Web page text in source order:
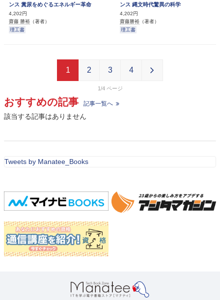
ンス 糞尿をめぐるエネルギー革命
4,202円
齋藤 勝裕 （著者）
理工書
ンス 縄文時代驚異の科学
4,202円
齋藤勝裕 （著者）
理工書
1/4
1 2 3 4
おすすめの記事 記事一覧へ
該当する記事はありません
Tweets by Manatee_Books